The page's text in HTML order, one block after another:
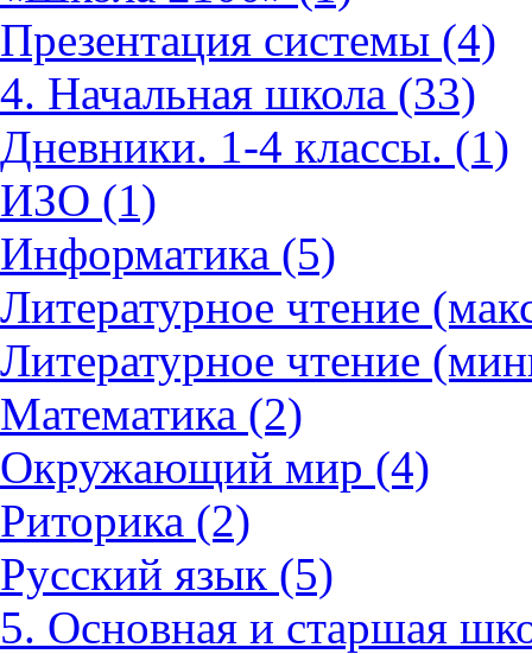
Презентация системы (4)
4. Начальная школа (33)
Дневники. 1-4 классы. (1)
ИЗО (1)
Информатика (5)
Литературное чтение
Литературное чтение
Математика (2)
Окружающий мир (4)
Риторика (2)
Русский язык (5)
5. Основная и старшая